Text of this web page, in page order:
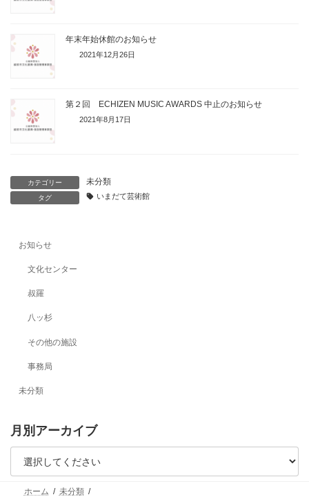
年末年始休館のお知らせ
2021年12月26日
第２回 ECHIZEN MUSIC AWARDS 中止のお知らせ
2021年8月17日
カテゴリー 未分類
タグ いまだて芸術館
お知らせ
文化センター
叔羅
八ッ杉
その他の施設
事務局
未分類
月別アーカイブ
ホーム
未分類